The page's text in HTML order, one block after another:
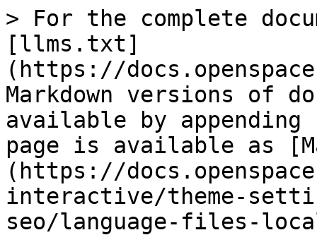
> For the complete
[llms.txt]
(https://
Markdown versions of
available by
page is available as
(https://
interactive/theme-
seo/language-files-